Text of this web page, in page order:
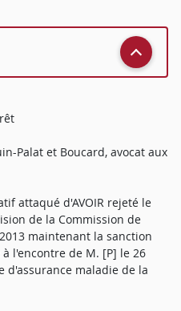
Palat et Boucard, avocat aux
attaqué d'AVOIR rejeté le
de la Commission de
maintenant la sanction
l'encontre de M. [P] le 26
d'assurance maladie de la